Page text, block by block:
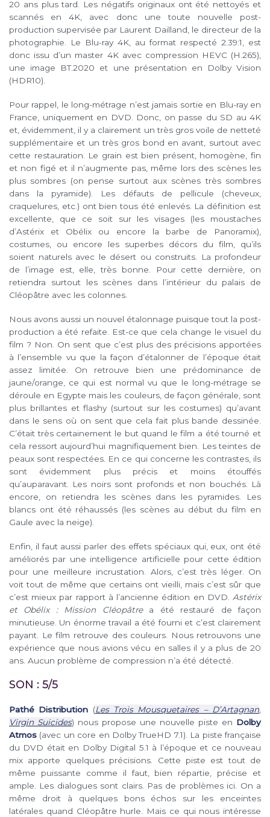
20 ans plus tard. Les négatifs originaux ont été nettoyés et
scannés en 4K, avec donc une toute nouvelle post-
production supervisée par Laurent Dailland, le directeur de la
photographie. Le Blu-ray 4K, au format respecté 2.39:1, est
donc issu d’un master 4K avec compression HEVC (H.265),
une image BT.2020 et une présentation en Dolby Vision
(HDR10).
Pour rappel, le long-métrage n’est jamais sortie en Blu-ray en
France, uniquement en DVD. Donc, on passe du SD au 4K
et, évidemment, il y a clairement un très gros voile de netteté
supplémentaire et un très gros bond en avant, surtout avec
cette restauration. Le grain est bien présent, homogène, fin
et non figé et il n’augmente pas, même lors des scènes les
plus sombres (on pense surtout aux scènes très sombres
dans la pyramide). Les défauts de pellicule (cheveux,
craquelures, etc.) ont bien tous été enlevés. La définition est
excellente, que ce soit sur les visages (les moustaches
d’Astérix et Obélix ou encore la barbe de Panoramix),
costumes, ou encore les superbes décors du film, qu’ils
soient naturels avec le désert ou construits. La profondeur
de l’image est, elle, très bonne. Pour cette dernière, on
retiendra surtout les scènes dans l’intérieur du palais de
Cléopâtre avec les colonnes.
Nous avons aussi un nouvel étalonnage puisque tout la post-
production a été refaite. Est-ce que cela change le visuel du
film ? Non. On sent que c’est plus des précisions apportées
à l’ensemble vu que la façon d’étalonner de l’époque était
assez limitée. On retrouve bien une prédominance de
jaune/orange, ce qui est normal vu que le long-métrage se
déroule en Egypte mais les couleurs, de façon générale, sont
plus brillantes et flashy (surtout sur les costumes) qu’avant
dans le sens où on sent que cela fait plus bande dessinée.
C’était très certainement le but quand le film a été tourné et
cela ressort aujourd’hui magnifiquement bien. Les teintes de
peaux sont respectées. En ce qui concerne les contrastes, ils
sont évidemment plus précis et moins étouffés
qu’auparavant. Les noirs sont profonds et non bouchés. Là
encore, on retiendra les scènes dans les pyramides. Les
blancs ont été réhaussés (les scènes au début du film en
Gaule avec la neige).
Enfin, il faut aussi parler des effets spéciaux qui, eux, ont été
améliorés par une intelligence artificielle pour cette édition
pour une meilleure incrustation. Alors, c’est très léger. On
voit tout de même que certains ont vieilli, mais c’est sûr que
c’est mieux par rapport à l’ancienne édition en DVD. Astérix
et Obélix : Mission Cléopâtre a été restauré de façon
minutieuse. Un énorme travail a été fourni et c’est clairement
payant. Le film retrouve des couleurs. Nous retrouvons une
expérience que nous avions vécu en salles il y a plus de 20
ans. Aucun problème de compression n’a été détecté.
SON : 5/5
Pathé Distribution (Les Trois Mousquetaires – D’Artagnan,
Virgin Suicides) nous propose une nouvelle piste en Dolby
Atmos (avec un core en Dolby TrueHD 7.1). La piste française
du DVD était en Dolby Digital 5.1 à l’époque et ce nouveau
mix apporte quelques précisions. Cette piste est tout de
même puissante comme il faut, bien répartie, précise et
ample. Les dialogues sont clairs. Pas de problèmes ici. On a
même droit à quelques bons échos sur les enceintes
latérales quand Cléopâtre hurle. Mais ce qui nous intéresse